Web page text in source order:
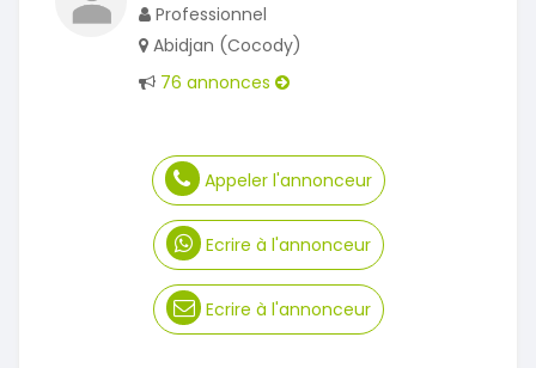
Professionnel
Abidjan (Cocody)
76 annonces
Appeler l'annonceur
Ecrire à l'annonceur
Ecrire à l'annonceur